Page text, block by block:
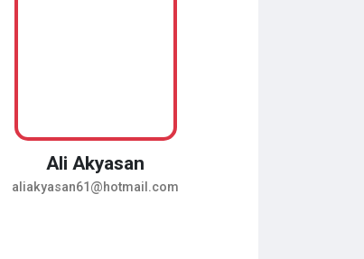
Ali Akyasan
aliakyasan61@hotmail.com